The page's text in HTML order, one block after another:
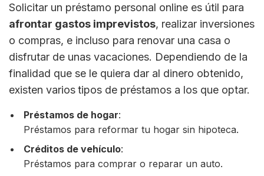
Solicitar un préstamo personal online es útil para
afrontar gastos imprevistos, realizar inversiones
o compras, e incluso para renovar una casa o
disfrutar de unas vacaciones. Dependiendo de la
finalidad que se le quiera dar al dinero obtenido,
existen variostipos de préstamos a los que optar.
Préstamos de hogar:
Préstamos para reformar tu hogar sin hipoteca.
Créditos de vehículo:
Préstamos para comprar o reparar un auto.